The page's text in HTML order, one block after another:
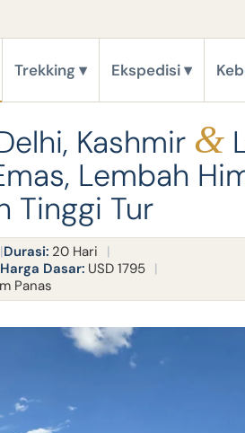
Trekking Ekspedisi
Kashmir &
Lembah
Tinggi Tur
Durasi: 20 Hari
Harga Dasar: USD 1795
Panas